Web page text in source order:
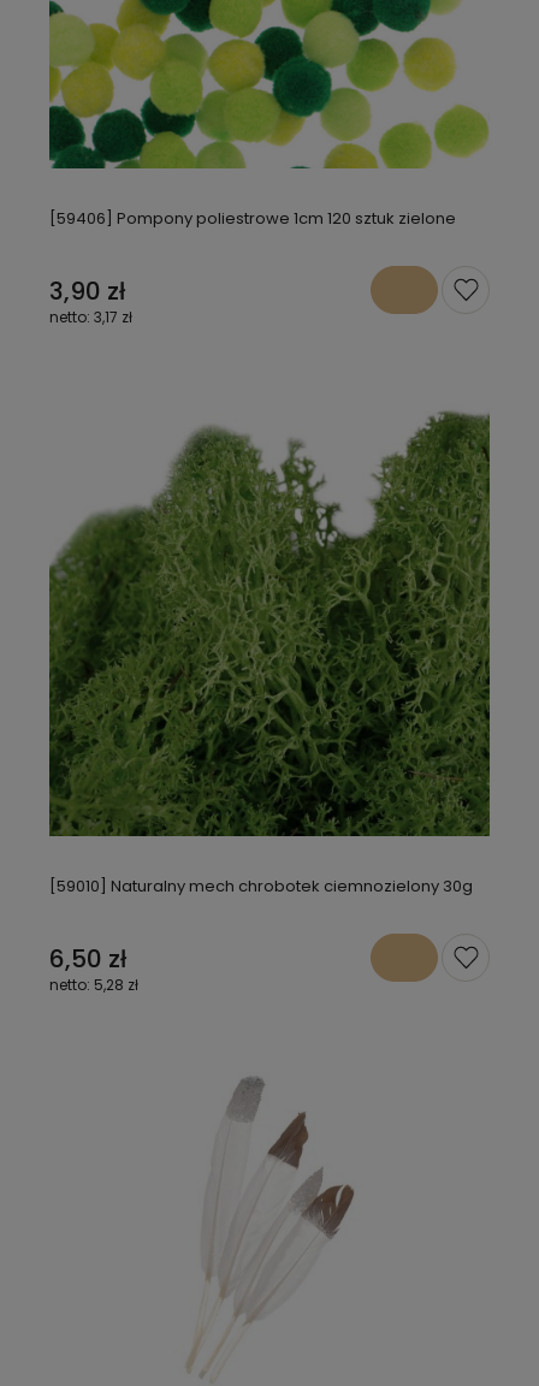
[59406] Pompony poliestrowe 1cm 120 sztuk zielone
3,90 zł
3,17 zł
[59010] Naturalny mech chrobotek ciemnozielony 30g
6,50 zł
5,28 zł